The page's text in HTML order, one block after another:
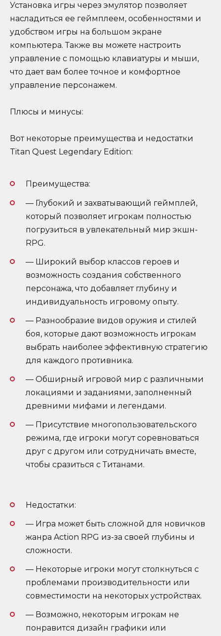
Установка игры через эмулятор позволяет
насладиться ее геймплеем, особенностями и
удобством игры на большом экране
компьютера. Также вы можете настроить
управление с помощью клавиатуры и мыши,
что дает вам более точное и комфортное
управление персонажем.
Плюсы и минусы:
Вот некоторые преимущества и недостатки
Titan Quest Legendary Edition:
Преимущества:
— Глубокий и захватывающий геймплей,
который позволяет игрокам полностью
погрузиться в увлекательный мир экшн-
RPG.
— Широкий выбор классов героев и
возможность создания собственного
персонажа, что добавляет глубину и
индивидуальность игровому опыту.
— Разнообразие видов оружия и стилей
боя, которые дают возможность игрокам
выбрать наиболее эффективную стратегию
для каждого противника.
— Обширный игровой мир с различными
локациями и заданиями, заполненный
древними мифами и легендами.
— Присутствие многопользовательского
режима, где игроки могут соревноваться
друг с другом или сотрудничать вместе,
чтобы сразиться с Титанами.
Недостатки:
— Игра может быть сложной для новичков
жанра Action RPG из-за своей глубины и
сложности.
— Некоторые игроки могут столкнуться с
проблемами производительности или
совместимости на некоторых устройствах.
— Возможно, некоторым игрокам не
понравится дизайн графики или